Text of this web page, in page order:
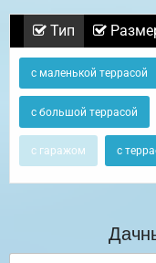
Тип
с маленькой террасой
с большой террасой
с гаражом с